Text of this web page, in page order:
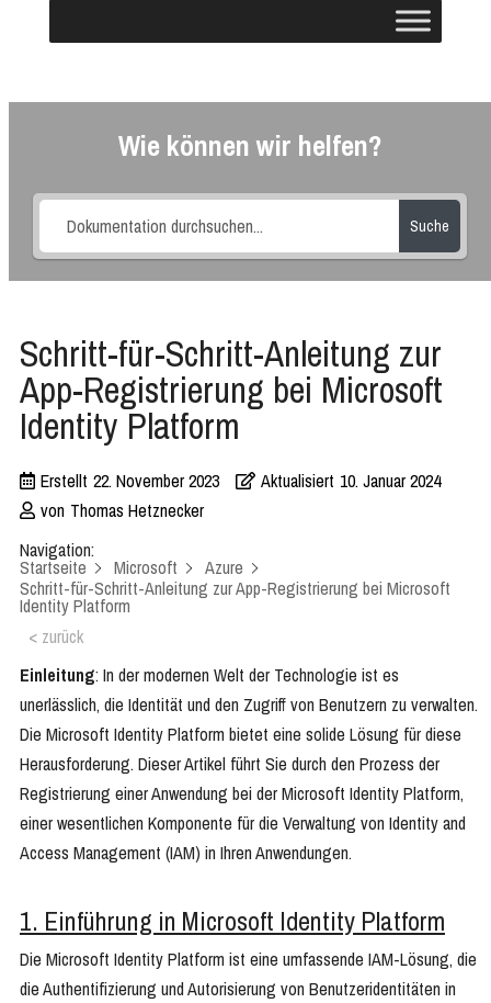
Wie können wir helfen?
Suche
Schritt-für-Schritt-Anleitung zur
App-Registrierung bei Microsoft
Identity Platform
Erstellt 22. November 2023 Aktualisiert 10. Januar 2024
von Thomas Hetznecker
Navigation:
Startseite Microsoft
Azure
Schritt-für-Schritt-Anleitung zur App-Registrierung bei Microsoft
Identity Platform
< zurück
Einleitung: In der modernen Welt der Technologie ist es
unerlässlich, die Identität und den Zugriff von Benutzern zu verwalten.
Die Microsoft Identity Platform bietet eine solide Lösung für diese
Herausforderung. Dieser Artikel führt Sie durch den Prozess der
Registrierung einer Anwendung bei der Microsoft Identity Platform,
einer wesentlichen Komponente für die Verwaltung von Identity and
Access Management (IAM) in Ihren Anwendungen.
1. Einführung in Microsoft Identity Platform
Die Microsoft Identity Platform ist eine umfassende IAM-Lösung, die
die Authentifizierung und Autorisierung von Benutzeridentitäten in